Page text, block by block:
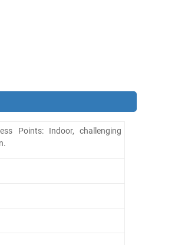
Points: Indoor, challenging